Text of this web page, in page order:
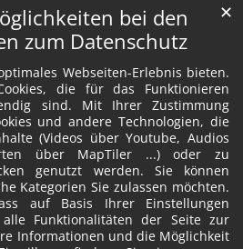
bei den
zum Datenschutz
Webseiten-Erlebnis bieten.
die für das Funktionieren
sind. Mit Ihrer Zustimmung
und andere Technologien, die
(Videos über Youtube, Audios
über MapTiler ...) oder zu
genutzt werden. Sie können
Kategorien Sie zulassen möchten.
auf Basis Ihrer Einstellungen
Funktionalitäten der Seite zur
Informationen und die Möglichkeit
✕